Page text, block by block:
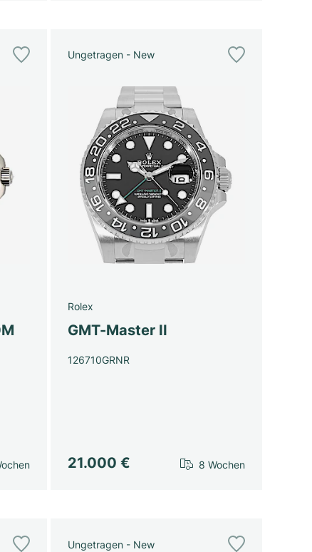
Ungetragen - New
Rolex
GMT-Master II
126710GRNR
21.000 € 8 Wochen
Ungetragen - New